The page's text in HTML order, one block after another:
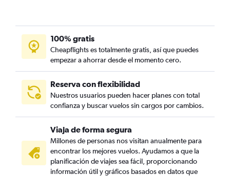
100% gratis
Cheapflights es totalmente gratis, así que puedes
empezar a ahorrar desde el momento cero.
Reserva con flexibilidad
Nuestros usuarios pueden hacer planes con total
confianza y buscar vuelos sin cargos por cambios.
Viaja de forma segura
Millones de personas nos visitan anualmente para
encontrar los mejores vuelos. Ayudamos a que la
planificación de viajes sea fácil, proporcionando
información útil y gráficos basados en datos que